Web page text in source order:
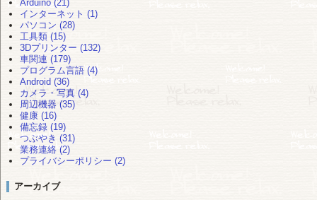
Arduino (21)
インターネット (1)
パソコン (28)
工具類 (15)
3Dプリンター (132)
車関連 (179)
プログラム言語 (4)
Android (36)
カメラ・写真 (4)
周辺機器 (35)
健康 (16)
備忘録 (19)
つぶやき (31)
業務連絡 (2)
プライバシーポリシー (2)
アーカイブ